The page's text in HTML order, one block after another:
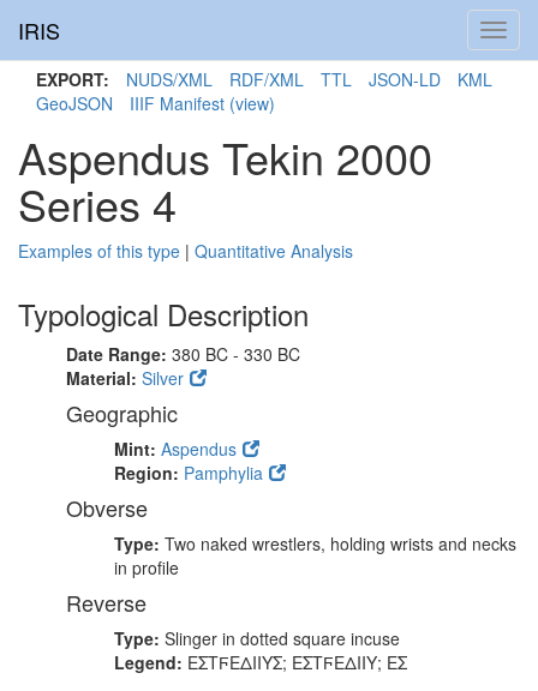
IRIS
EXPORT: NUDS/XML RDF/XML TTL JSON-LD
KML
GeoJSON
IIIF Manifest (view)
Aspendus Tekin 2000
Series 4
Examples of this type | Quantitative Analysis
Typological Description
Date Range: 380 BC - 330 BC
Material: Silver
Geographic
Mint: Aspendus
Region: Pamphylia
Obverse
Type: Two naked wrestlers, holding wrists and necks
in profile
Reverse
Type: Slinger in dotted square incuse
Legend: ΕΣΤϜΕΔΙΙΥΣ; ΕΣΤϜΕΔΙΙΥ; ΕΣ